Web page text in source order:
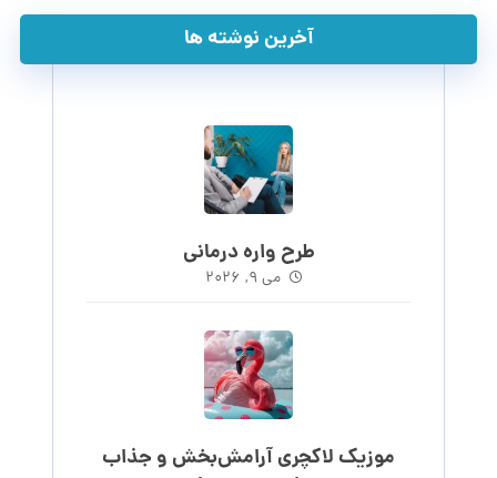
آخرین نوشته ها
طرح واره درمانی
می ۹, ۲۰۲۶
موزیک لاکچری آرامش‌بخش‌ و جذاب‌